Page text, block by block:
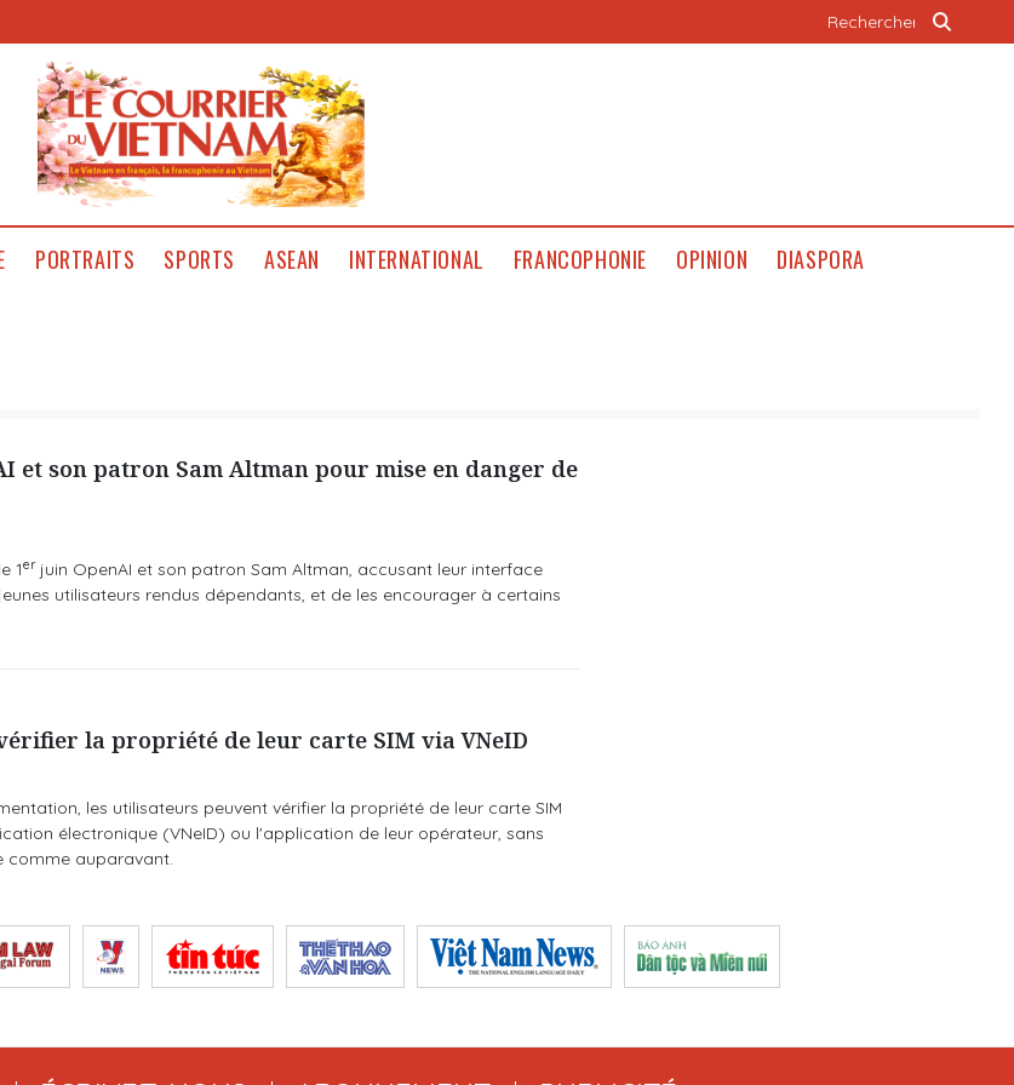
PORTRAITS SPORTS ASEAN INTERNATIONAL FRANCOPHONIE OPINION DIASPORA
et son patron Sam Altman pour mise en danger de
1erjuin OpenAI et son patron Sam Altman, accusant leur interface
utilisateurs rendus dépendants, et de les encourager à certains
la propriété de leur carte SIM via VNeID
les utilisateurs peuvent vérifier la propriété de leur carte SIM
électronique (VNeID) ou l'application de leur opérateur, sans
comme auparavant.